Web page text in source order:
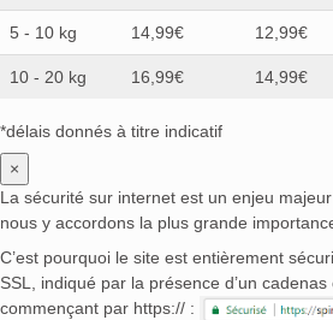
5 - 10 kg 14,99€ 12,99€
10 - 20 kg 16,99€ 14,99€
*délais donnés à titre indicatif
×
La sécurité sur internet est un enjeu
nous y accordons la plus grande
C’est pourquoi le site est entièrement
SSL, indiqué par la présence d’un cadenas
commençant par https:// :